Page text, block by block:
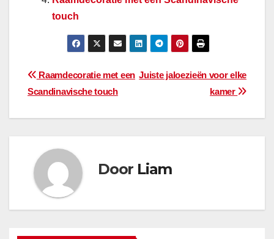
touch
Bericht
navigatie
Juiste jaloezieën voor elke
kamer
Raamdecoratie met een
Scandinavische touch
Door Liam